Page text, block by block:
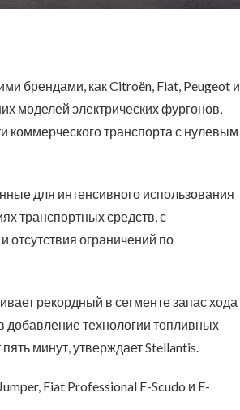
брендами, как Citroën, Fiat, Peugeot и
моделей электрических фургонов,
коммерческого транспорта с нулевым
для интенсивного использования
транспортных средств, с
ограничений по
рекордный в сегменте запас хода
технологии топливных
минут, утверждает Stellantis.
Fiat Professional E-Scudo и E-